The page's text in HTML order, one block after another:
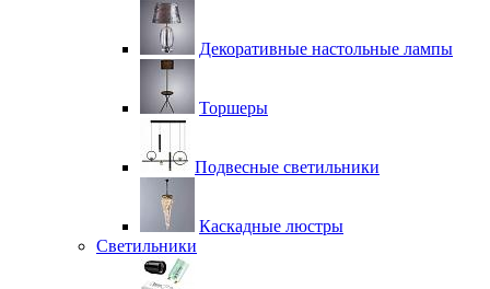
Декоративные настольные лампы
Торшеры
Подвесные светильники
Каскадные люстры
Светильники